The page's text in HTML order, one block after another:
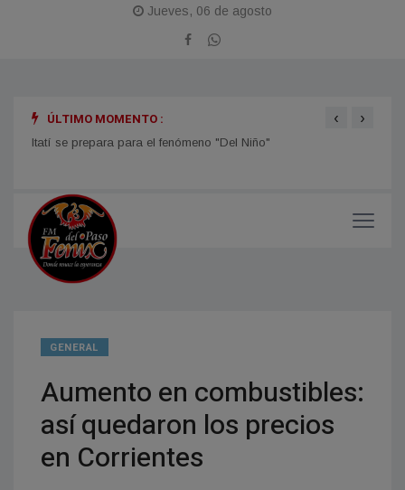
Jueves, 06 de agosto
ÚLTIMO MOMENTO :
Itatí se prepara para el fenómeno "Del Niño"
‹ ›
GENERAL
Aumento en combustibles:
así quedaron los precios
en Corrientes